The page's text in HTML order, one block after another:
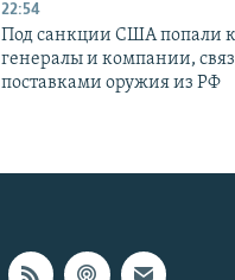
22:54
Под санкции США попали
генералы и компании,
поставками оружия из РФ